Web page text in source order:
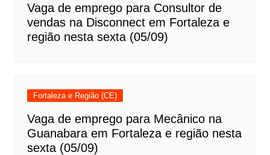
Vaga de emprego para Consultor de
vendas na Disconnect em Fortaleza e
região nesta sexta (05/09)
Fortaleza e Região (CE)
Vaga de emprego para Mecânico na
Guanabara em Fortaleza e região nesta
sexta (05/09)